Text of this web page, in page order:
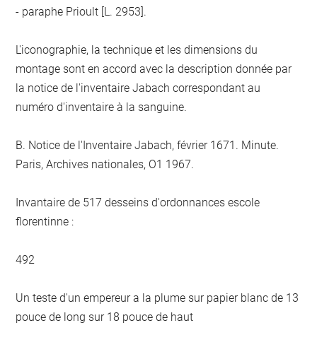
- paraphe Prioult [L. 2953].
L'iconographie, la technique et les dimensions du
montage sont en accord avec la description donnée par
la notice de l'inventaire Jabach correspondant au
numéro d'inventaire à la sanguine.
B. Notice de l'Inventaire Jabach, février 1671. Minute.
Paris, Archives nationales, O1 1967.
Invantaire de 517 desseins d'ordonnances escole
florentinne :
492
Un teste d'un empereur a la plume sur papier blanc de 13
pouce de long sur 18 pouce de haut